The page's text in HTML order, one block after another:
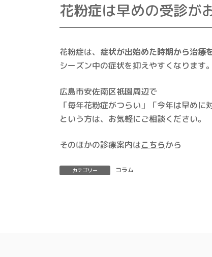
花粉症は早めの受診が
花粉症は、 症状が出始めた時期から治療
シーズン中の症状を抑えやすくなります。
広島市安佐南区祇園周辺で
「毎年花粉症がつらい」「今年は早めに
という方は、お気軽にご相談ください。
そのほかの診療案内はこちらから
カテゴリー コラム